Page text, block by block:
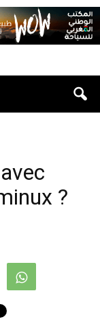
?